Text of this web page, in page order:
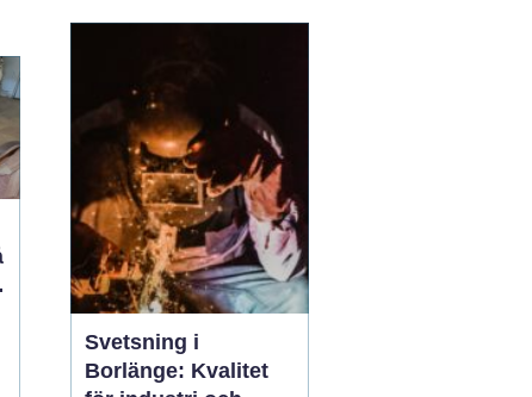
Svetsning i
Borlänge: Kvalitet